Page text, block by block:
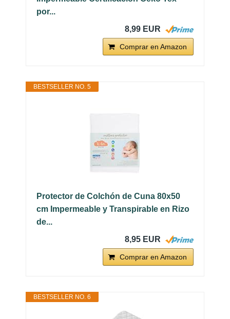
por...
8,99 EUR
Comprar en Amazon
BESTSELLER NO. 5
Protector de Colchón de Cuna 80x50
cm Impermeable y Transpirable en Rizo
de...
8,95 EUR
Comprar en Amazon
BESTSELLER NO. 6